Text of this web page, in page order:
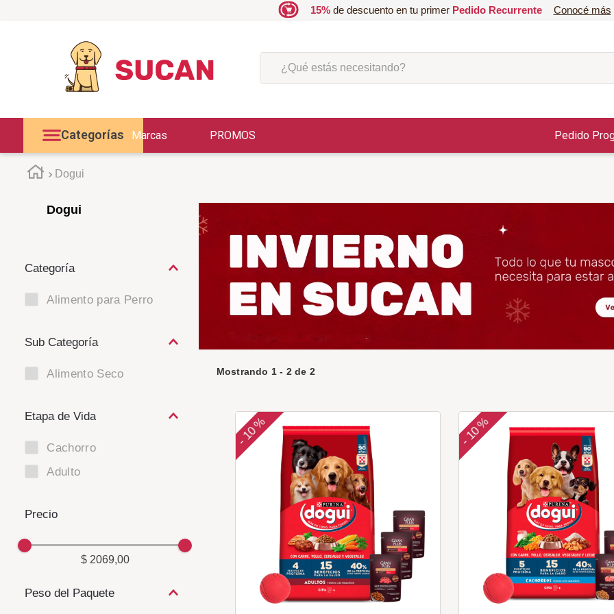
15%de descuento en tu primer Pedido Recurrente Conocé más
¿Qué estás necesitando?
Categorías Marcas PROMOS Pedido
Dogui
Dogui
Alimento para Perro
Alimento Seco
Etapa de Vida
Cachorro
Adulto
Peso del Paquete
$ 2069,00
Mostrando 1 - 2de 2
-
10 % -
10 %